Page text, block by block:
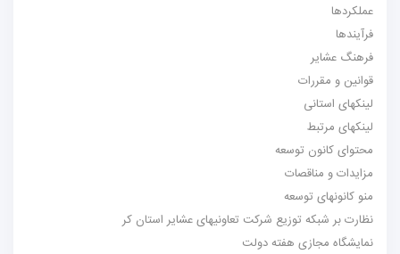
عملکردها
فرآیندها
فرهنگ عشایر
قوانین و مقررات
لینکهای استانی
لینکهای مرتبط
محتوای کانون توسعه
مزایدات و مناقصات
منو کانونهای توسعه
نظارت بر شبکه توزیع شرکت تعاونیهای عشایر استان کر
نمایشگاه مجازی هفته دولت